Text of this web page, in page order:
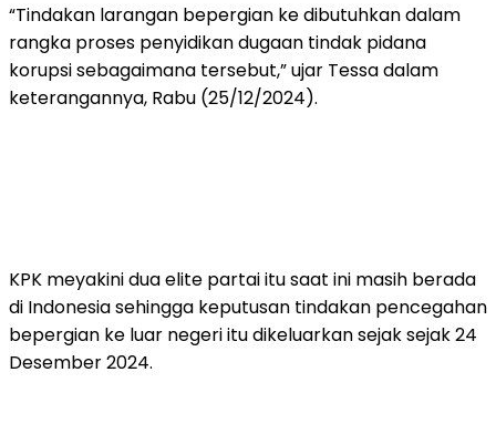
“Tindakan larangan bepergian ke dibutuhkan dalam
rangka proses penyidikan dugaan tindak pidana
korupsi sebagaimana tersebut,” ujar Tessa dalam
keterangannya, Rabu (25/12/2024).
KPK meyakini dua elite partai itu saat ini masih berada
di Indonesia sehingga keputusan tindakan pencegahan
bepergian ke luar negeri itu dikeluarkan sejak sejak 24
Desember 2024.